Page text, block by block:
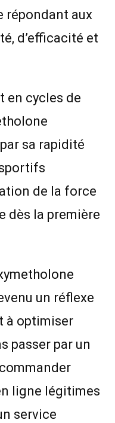
répondant aux
d’efficacité et
en cycles de
sa rapidité
de la force
dès la première
un réflexe
à optimiser
passer par un
ligne légitimes
service